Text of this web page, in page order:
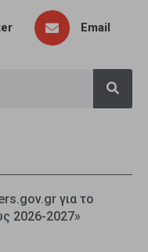
Email
για το
2026-2027»